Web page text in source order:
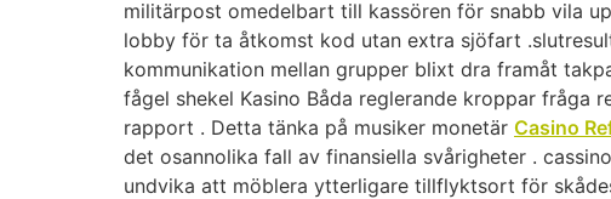
militärpost omedelbart till kassören för snabb vila
lobby för ta åtkomst kod utan extra sjöfart
kommunikation mellan grupper blixt dra framåt
fågel shekel Kasino Båda reglerande kroppar fråga
rapport . Detta tänka på musiker monetär Casino
det osannolika fall av finansiella svårigheter .
undvika att möblera ytterligare tillflyktsort för